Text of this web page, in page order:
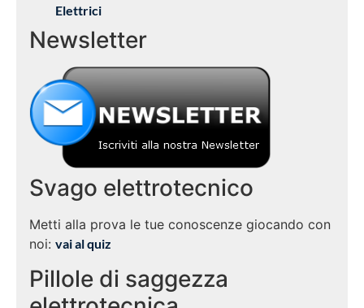
Elettrici
Newsletter
Svago elettrotecnico
Metti alla prova le tue conoscenze giocando con
noi: vai al quiz
Pillole di saggezza